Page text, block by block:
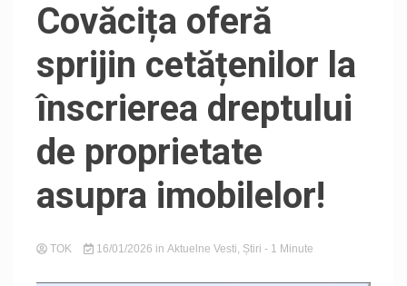
Covăcița oferă
sprijin cetățenilor la
înscrierea dreptului
de proprietate
asupra imobilelor!
TOK 16/01/2026 in Aktuelne Vesti, Știri - 1 Minute